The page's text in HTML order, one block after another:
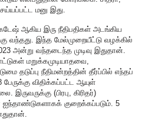
மனு இது.
ஆகிய இரு நீதிபதிகள் அடங்கிய
வந்தது. இந்த மேல்முறையீட்டு வழக்கில்
அன்று வந்தடைந்த முடிவு இதுதான்.
மறுக்கமுடியாதவை,
தடுப்பு நீதிமன்றத்தின் தீர்ப்பில் எந்தப்
விதிக்கப்பட்ட ஆயுள்
(பிரபு, கிரிதர்)
குறைக்கப்படும். 5